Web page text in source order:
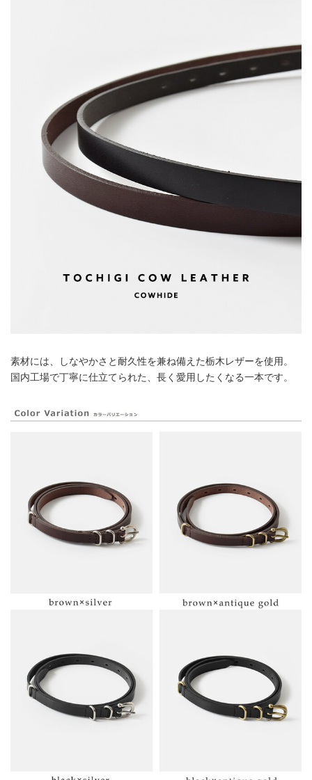
素材には、しなやかさと耐久性を兼ね備えた栃木レザーを使用。
国内工場で丁寧に仕立てられた、長く愛用したくなる一本です。